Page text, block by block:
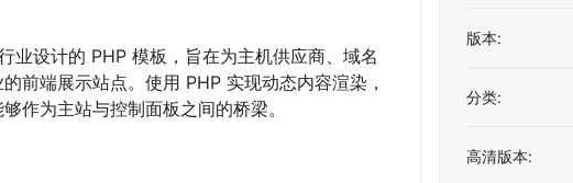
设计的 PHP 模板，旨在为主机供应商、域名
前端展示站点。使用 PHP 实现动态内容渲染，
作为主站与控制面板之间的桥梁。
版本:
分类:
高清版本: